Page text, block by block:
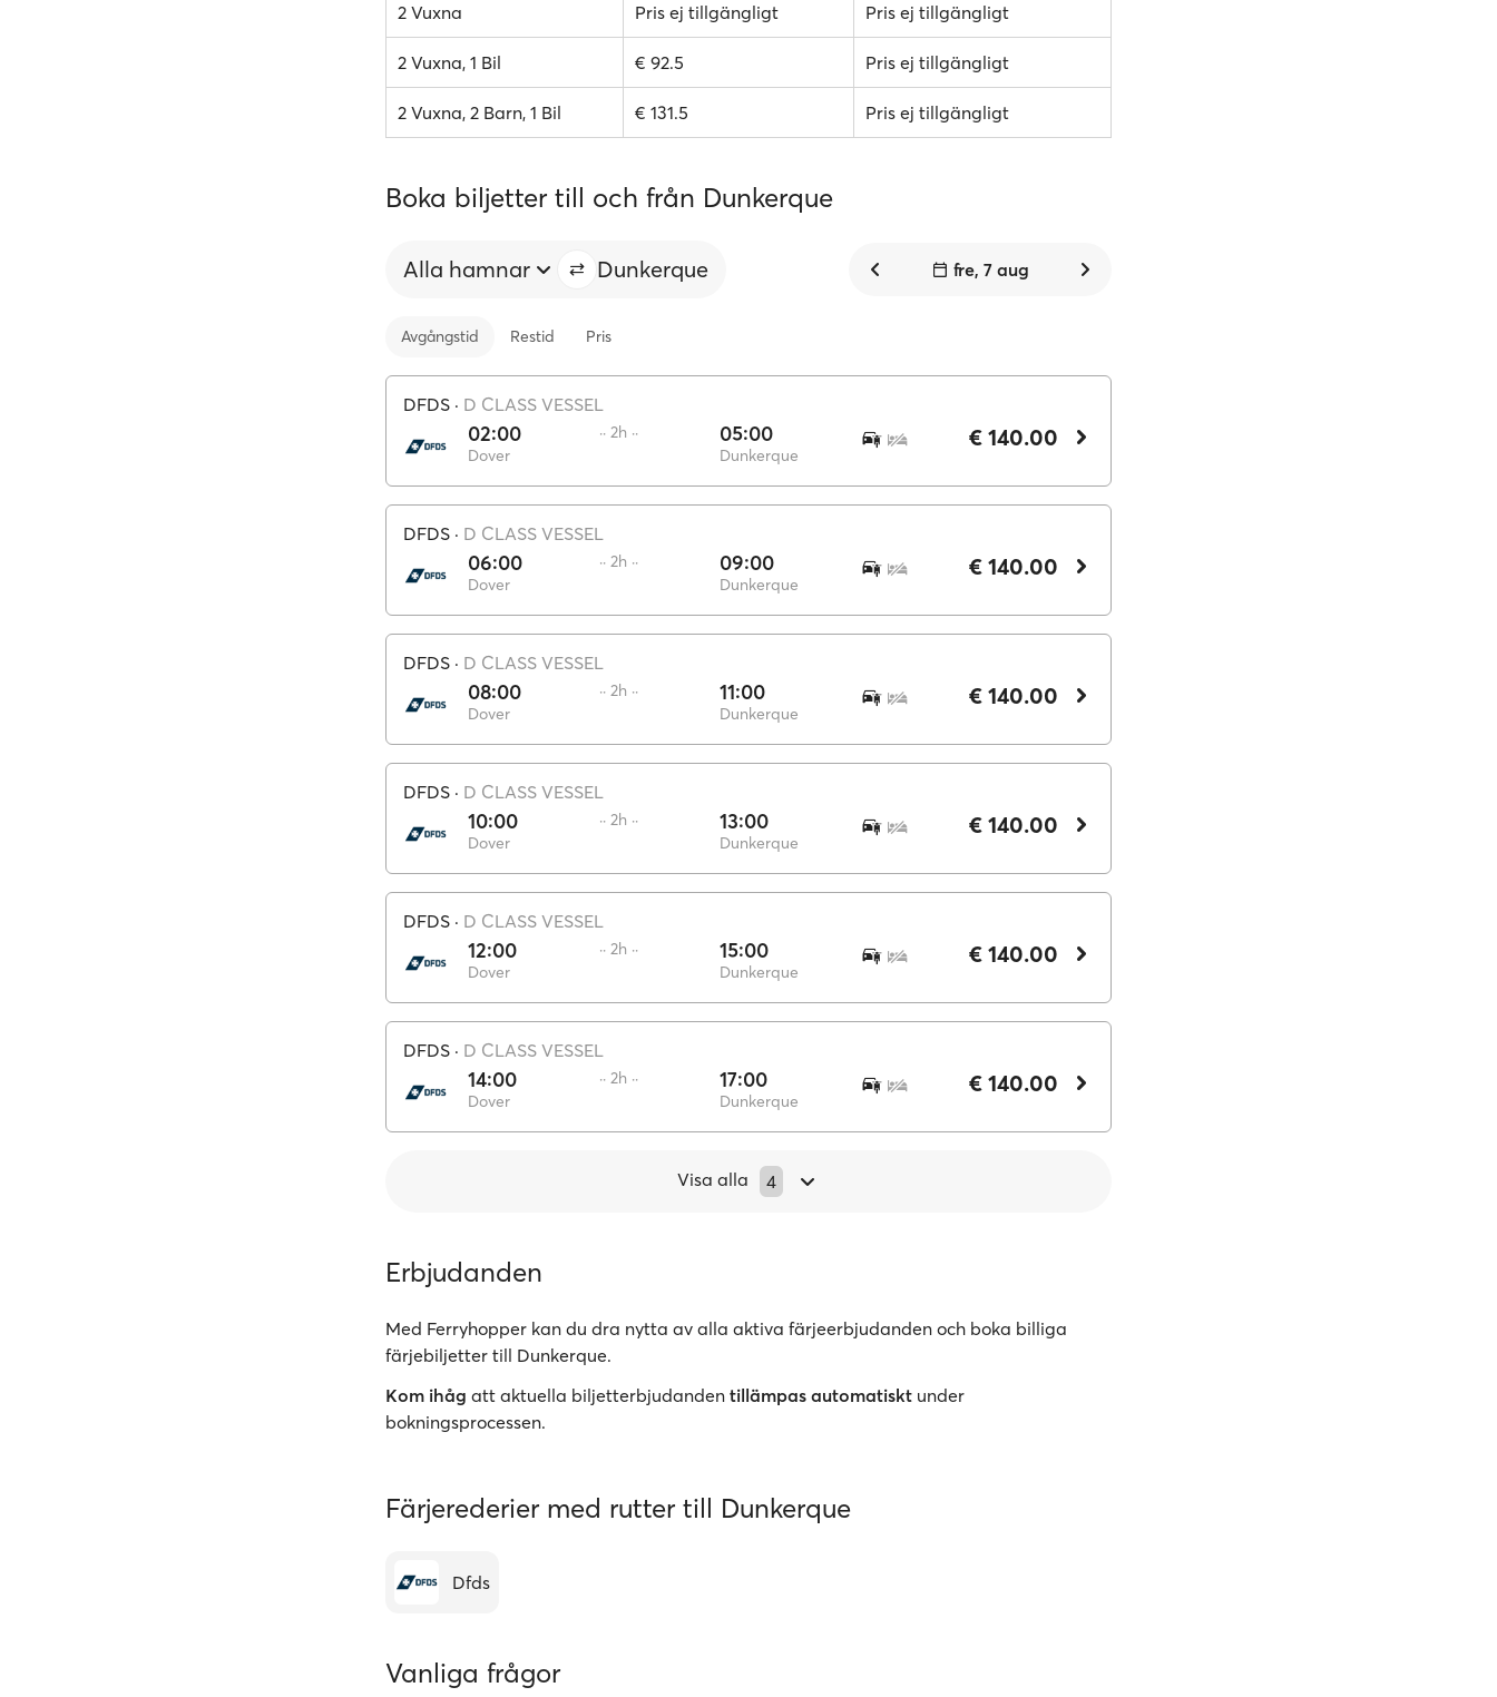
2 Vuxna Pris ej tillgängligt Pris ej tillgängligt
2 Vuxna, 1 Bil € 92.5 Pris ej tillgängligt
2 Vuxna, 2 Barn, 1 Bil € 131.5 Pris ej tillgängligt
Boka biljetter till och från Dunkerque
Alla hamnar Dunkerque fre, 7 aug
Avgångstid Restid Pris
DFDS · D CLASS VESSEL
02:00
Dover
·· 2h ·· 05:00
Dunkerque
€ 140.00
DFDS · D CLASS VESSEL
06:00
Dover
·· 2h ·· 09:00
Dunkerque
€ 140.00
DFDS · D CLASS VESSEL
08:00
Dover
·· 2h ·· 11:00
Dunkerque
€ 140.00
DFDS · D CLASS VESSEL
10:00
Dover
·· 2h ·· 13:00
Dunkerque
€ 140.00
DFDS · D CLASS VESSEL
12:00
Dover
·· 2h ·· 15:00
Dunkerque
€ 140.00
DFDS · D CLASS VESSEL
14:00
Dover
·· 2h ·· 17:00
Dunkerque
€ 140.00
Visa alla 4
Erbjudanden
Med Ferryhopper kan du dra nytta av alla aktiva färjeerbjudanden och boka billiga
färjebiljetter till Dunkerque.
Kom ihåg att aktuella biljetterbjudanden tillämpas automatiskt under
bokningsprocessen.
Färjerederier med rutter till Dunkerque
Dfds
Vanliga frågor